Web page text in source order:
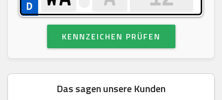
KENNZEICHEN PRÜFEN
Das sagen unsere Kunden